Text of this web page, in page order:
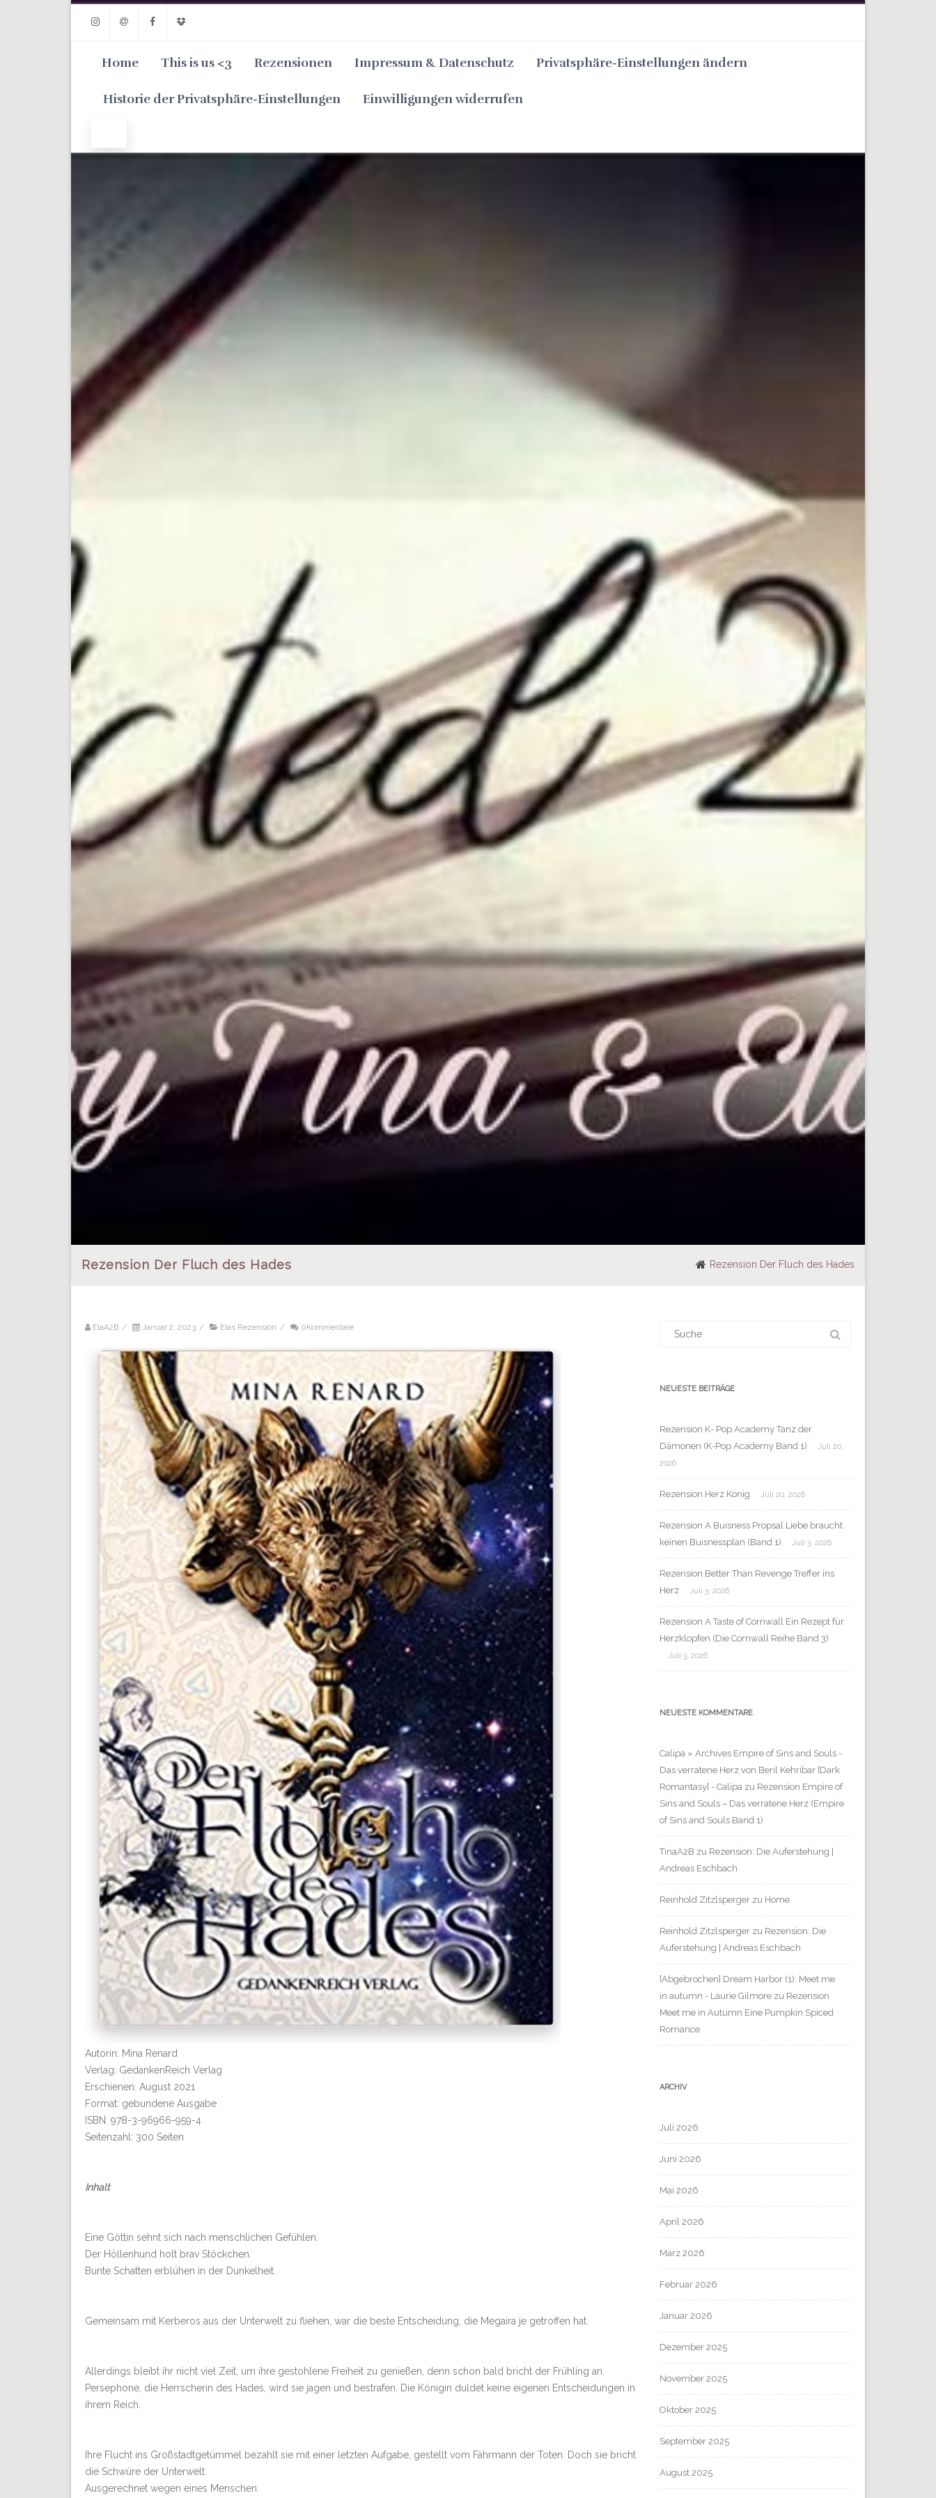
InstagramEmail FacebookDropbox
Home This is us <3 Rezensionen Impressum & Datenschutz Privatsphäre-Einstellungen ändern
Historie der Privatsphäre-Einstellungen Einwilligungen widerrufen
Rezension Der Fluch des Hades Rezension Der Fluch des Hades
ElaA2B / Januar 2, 2023 / Elas Rezension / 0Kommentare
Autorin: Mina Renard
Verlag: GedankenReich Verlag
Erschienen: August 2021
Format: gebundene Ausgabe
ISBN: 978-3-96966-959-4
Seitenzahl: 300 Seiten
Inhalt
Eine Göttin sehnt sich nach menschlichen Gefühlen.
Der Höllenhund holt brav Stöckchen.
Bunte Schatten erblühen in der Dunkelheit.
Gemeinsam mit Kerberos aus der Unterwelt zu fliehen, war die beste Entscheidung, die Megaira je getroffen hat.
Allerdings bleibt ihr nicht viel Zeit, um ihre gestohlene Freiheit zu genießen, denn schon bald bricht der Frühling an.
Persephone, die Herrscherin des Hades, wird sie jagen und bestrafen. Die Königin duldet keine eigenen Entscheidungen in
ihrem Reich.
Ihre Flucht ins Großstadtgetümmel bezahlt sie mit einer letzten Aufgabe, gestellt vom Fährmann der Toten. Doch sie bricht
die Schwüre der Unterwelt.
Ausgerechnet wegen eines Menschen.
NEUESTE BEITRÄGE
Rezension K- Pop Academy Tanz der
Dämonen (K-Pop Academy Band 1)
Juli 20,
2026
Rezension Herz König Juli 20, 2026
Rezension A Buisness Propsal Liebe braucht
keinen Buisnessplan (Band 1)
Juli 3, 2026
Rezension Better Than Revenge Treffer ins
Herz
Juli 3, 2026
Rezension A Taste of Cornwall Ein Rezept für
Herzklopfen (Die Cornwall Reihe Band 3)
Juli 3, 2026
NEUESTE KOMMENTARE
Calipa » Archives Empire of Sins and Souls -
Das verratene Herz von Beril Kehribar [Dark
Romantasy] - Calipa zu Rezension Empire of
Sins and Souls – Das verratene Herz (Empire
of Sins and Souls Band 1)
TinaA2B zu Rezension: Die Auferstehung |
Andreas Eschbach
Reinhold Zitzlsperger zu Home
Reinhold Zitzlsperger zu Rezension: Die
Auferstehung | Andreas Eschbach
[Abgebrochen] Dream Harbor (1): Meet me
in autumn - Laurie Gilmore zu Rezension
Meet me in Autumn Eine Pumpkin Spiced
Romance
ARCHIV
Juli 2026
Juni 2026
Mai 2026
April 2026
März 2026
Februar 2026
Januar 2026
Dezember 2025
November 2025
Oktober 2025
September 2025
August 2025